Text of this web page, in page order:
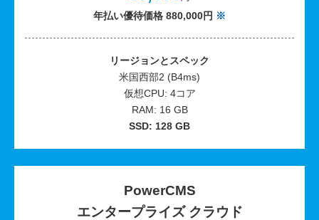
年払い優待価格 880,000円 ※
リージョンとスペック
米国西部2 (B4ms)
仮想CPU: 4コア
RAM: 16 GB
SSD: 128 GB
PowerCMS
エンタープライズ クラウド